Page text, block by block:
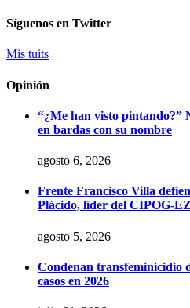
Síguenos en Twitter
Mis tuits
Opinión
“¿Me han visto pintando?”
en bardas con su nombre
agosto 6, 2026
Frente Francisco Villa
Plácido, líder del CIPOG-EZ
agosto 5, 2026
Condenan transfeminicidio
casos en 2026